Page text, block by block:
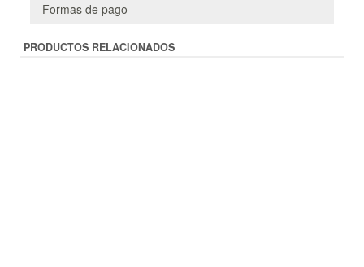
Formas de pago
PRODUCTOS RELACIONADOS